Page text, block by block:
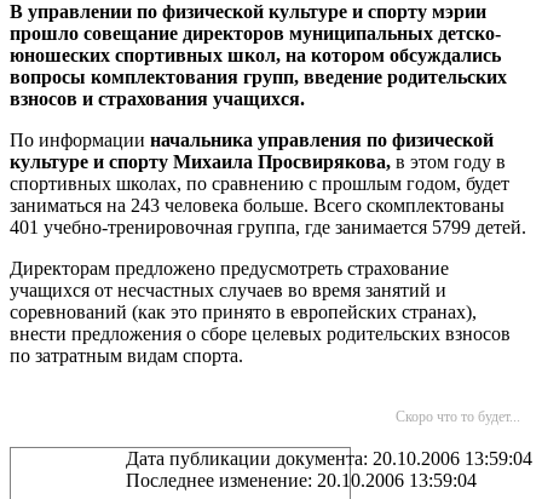
В управлении по физической культуре и спорту мэрии
прошло совещание директоров муниципальных детско-
юношеских спортивных школ, на котором обсуждались
вопросы комплектования групп, введение родительских
взносов и страхования учащихся.
По информации начальника управления по физической
культуре и спорту Михаила Просвирякова, в этом году в
спортивных школах, по сравнению с прошлым годом, будет
заниматься на 243 человека больше. Всего скомплектованы
401 учебно-тренировочная группа, где занимается 5799 детей.
Директорам предложено предусмотреть страхование
учащихся от несчастных случаев во время занятий и
соревнований (как это принято в европейских странах),
внести предложения о сборе целевых родительских взносов
по затратным видам спорта.
Скоро что то будет...
Дата публикации документа: 20.10.2006 13:59:04
Последнее изменение: 20.10.2006 13:59:04